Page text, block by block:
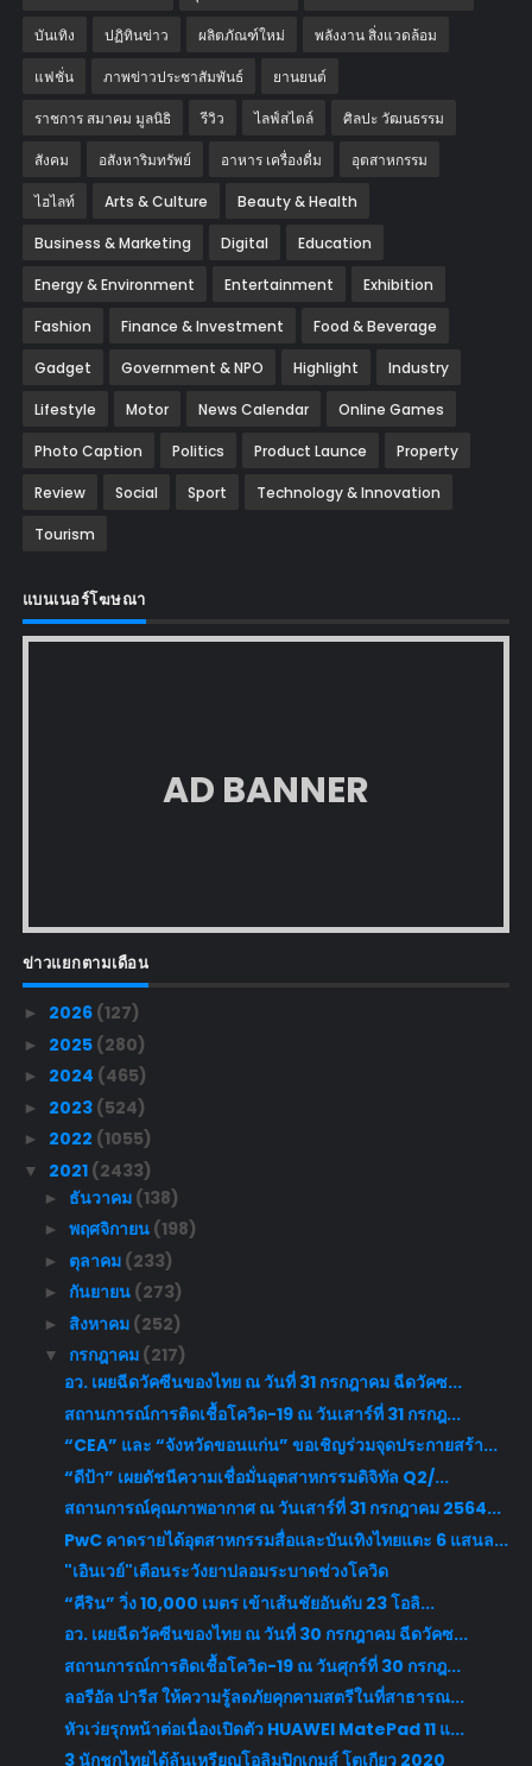
บันเทิง ปฏิทินข่าว ผลิตภัณฑ์ใหม่ พลังงาน สิ่งแวดล้อม
แฟชั่น ภาพข่าวประชาสัมพันธ์ ‎ยานยนต์‎
ราชการ สมาคม มูลนิธิ รีวิว ไลฟ์สไตล์ ศิลปะ วัฒนธรรม
สังคม อสังหาริมทรัพย์ อาหาร เครื่องดื่ม อุตสาหกรรม
ไฮไลท์ Arts & Culture Beauty & Health
Business & Marketing Digital Education
Energy & Environment Entertainment Exhibition
Fashion Finance & Investment Food & Beverage
Gadget Government & NPO Highlight Industry
Lifestyle Motor News Calendar Online Games
Photo Caption Politics Product Launce Property
Review Social Sport Technology & Innovation
Tourism
แบนเนอร์โฆษณา
AD BANNER
ข่าวแยกตามเดือน
► 2026 (127)
► 2025 (280)
► 2024 (465)
► 2023 (524)
► 2022 (1055)
▼ 2021 (2433)
► ธันวาคม (138)
► พฤศจิกายน (198)
► ตุลาคม (233)
► กันยายน (273)
► สิงหาคม (252)
▼ กรกฎาคม (217)
อว. เผยฉีดวัคซีนของไทย ณ วันที่ 31 กรกฎาคม ฉีดวัคซ...
สถานการณ์การติดเชื้อโควิด-19 ณ วันเสาร์ที่ 31 กรกฎ...
“CEA” และ “จังหวัดขอนแก่น” ขอเชิญร่วมจุดประกายสร้า...
“ดีป้า” เผยดัชนีความเชื่อมั่นอุตสาหกรรมดิจิทัล Q2/...
สถานการณ์คุณภาพอากาศ ณ วันเสาร์ที่ 31 กรกฎาคม 2564...
PwC คาดรายได้อุตสาหกรรมสื่อและบันเทิงไทยแตะ 6 แสนล...
"เอินเวย์"เตือนระวังยาปลอมระบาดช่วงโควิด
“คีริน” วิ่ง 10,000 เมตร เข้าเส้นชัยอันดับ 23 โอลิ...
อว. เผยฉีดวัคซีนของไทย ณ วันที่ 30 กรกฎาคม ฉีดวัคซ...
สถานการณ์การติดเชื้อโควิด-19 ณ วันศุกร์ที่ 30 กรกฎ...
ลอรีอัล ปารีส ให้ความรู้ลดภัยคุกคามสตรีในที่สาธารณ...
หัวเว่ยรุกหน้าต่อเนื่องเปิดตัว HUAWEI MatePad 11 แ...
3 นักชกไทยได้ลุ้นเหรียญโอลิมปิกเกมส์ โตเกียว 2020